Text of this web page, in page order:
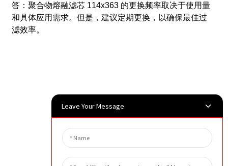
答：聚合物熔融滤芯 114x363 的更换频率取决于使用量
和具体应用需求。但是，建议定期更换，以确保最佳过
滤效率。
Leave Your Message